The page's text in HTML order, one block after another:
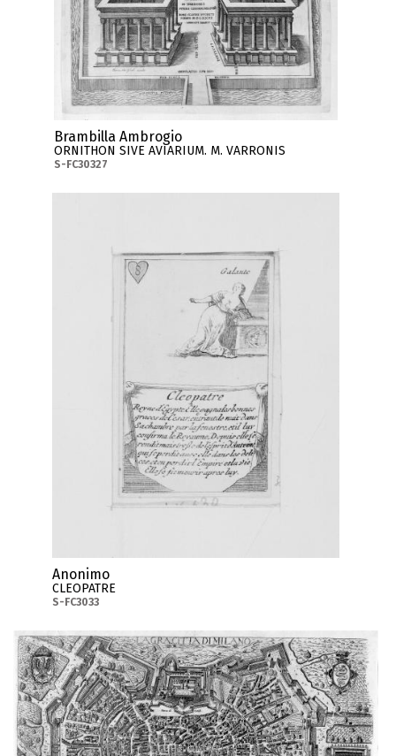
Brambilla Ambrogio
ORNITHON SIVE AVIARIUM. M. VARRONIS
S-FC30327
Anonimo
CLEOPATRE
S-FC3033